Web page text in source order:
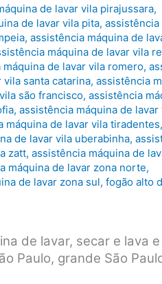
de lavar vila pirajussara,
de lavar vila pita,assistência
,assistência máquina de
máquina de lavar vila
de lavar vila romero,
santa catarina,assistência
são francisco,assistência
,assistência máquina de lavar
máquina de lavar vila tiradentes,
de lavar vila uberabinha,
zatt,assistência máquina de
máquina de lavar zona norte,
de lavar zona sul,fogão alto
de lavar, secar e lava e
Paulo, grande São